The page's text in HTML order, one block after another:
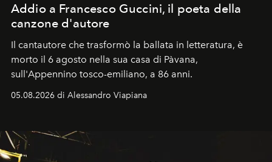
Addio a Francesco Guccini, il poeta della
canzone d'autore
Il cantautore che trasformò la ballata in letteratura, è
morto il 6 agosto nella sua casa di Pàvana,
sull'Appennino tosco-emiliano, a 86 anni.
05.08.2026 di Alessandro Viapiana